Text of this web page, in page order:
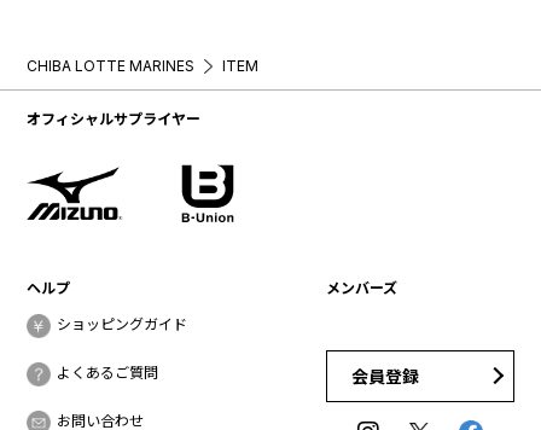
CHIBA LOTTE MARINES ITEM
オフィシャルサプライヤー
ヘルプ
ショッピングガイド
よくあるご質問
お問い合わせ
メンバーズ
会員登録